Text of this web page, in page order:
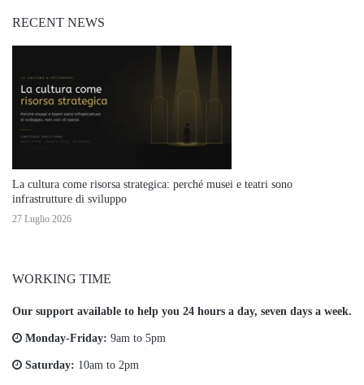
RECENT NEWS
La cultura come risorsa strategica: perché musei e teatri sono
infrastrutture di sviluppo
27 Luglio 2026
WORKING TIME
Our support available to help you 24 hours a day, seven days a week.
Monday-Friday: 9am to 5pm
Saturday: 10am to 2pm